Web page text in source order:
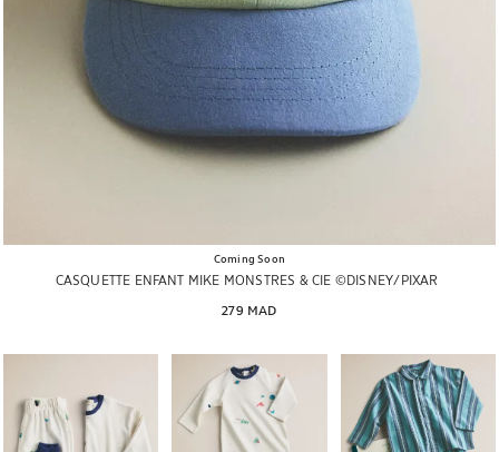
Coming Soon
CASQUETTE ENFANT MIKE MONSTRES & CIE ©DISNEY/PIXAR
279 MAD
Image changée en 1 de 7 Image changée en 1 de 6 Image changée en 1 de